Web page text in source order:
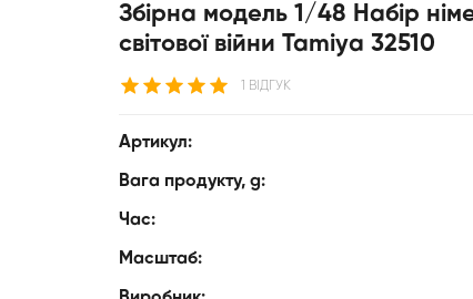
Збірна модель 1/48 Набір
світової війни Tamiya 32510
1 ВІДГУК
Артикул:
Вага продукту, g:
Час:
Масштаб: